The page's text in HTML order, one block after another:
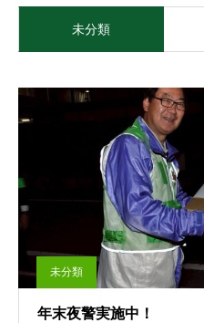
未分類
未分類
年末夜警実施中！